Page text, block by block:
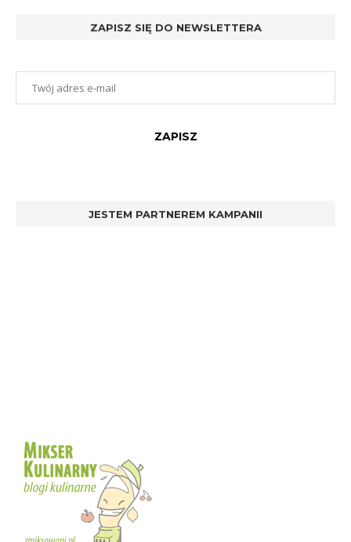
ZAPISZ SIĘ DO NEWSLETTERA
JESTEM PARTNEREM KAMPANII